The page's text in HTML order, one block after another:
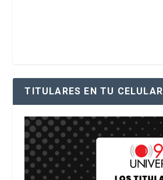
TITULARES EN TU CELULAR